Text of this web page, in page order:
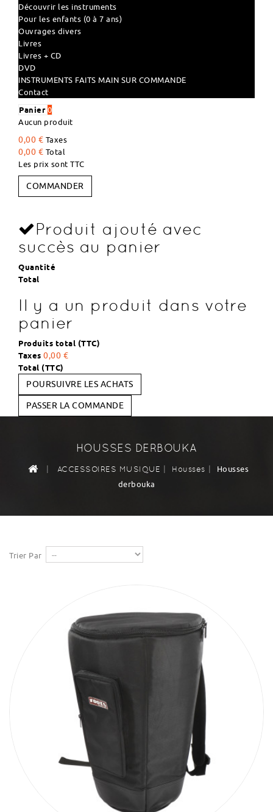
Découvrir les instruments
Pour les enfants (0 à 7 ans)
Ouvrages divers
Livres
Livres + CD
DVD
INSTRUMENTS FAITS MAIN SUR COMMANDE
Contact
Panier 0
Aucun produit
0,00 € Taxes
0,00 € Total
Les prix sont TTC
COMMANDER
Produit ajouté avec
succès au panier
Quantité
Total
Il y a un produit dans votre
panier
Produits total (TTC)
Taxes 0,00 €
Total (TTC)
POURSUIVRE LES ACHATS
PASSER LA COMMANDE
HOUSSES DERBOUKA
| ACCESSOIRES MUSIQUE | Housses |
Housses
derbouka
Trier Par